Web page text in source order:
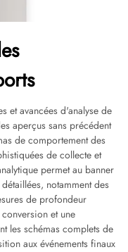
et avancées d'analyse de
aperçus sans précédent
de comportement des
de collecte et
permet au banner
notamment des
de profondeur
et une
les schémas complets de
aux événements finaux